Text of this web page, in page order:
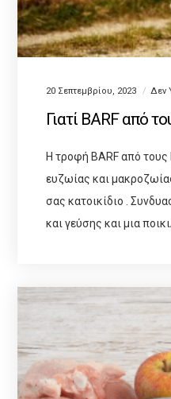
20 Σεπτεμβρίου, 2023 Δεν
Γιατί BARF από
Η τροφή BARF από τους
ευζωίας και
σας κατοικίδιο .
και γεύσης και μια